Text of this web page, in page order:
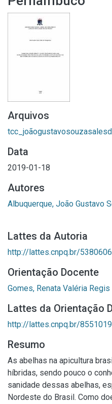
Arquivos
Data
2019-01-18
Autores
Albuquerque, João Gustavo
Lattes da Autoria
http://lattes.cnpq.br/
Orientação Docente
Gomes, Renata Valéria
Lattes da Orientação
http://lattes.cnpq.br/
Resumo
As abelhas na apicultura
híbridas, sendo pouco o
sanidade dessas abelhas,
Nordeste do Brasil. Como